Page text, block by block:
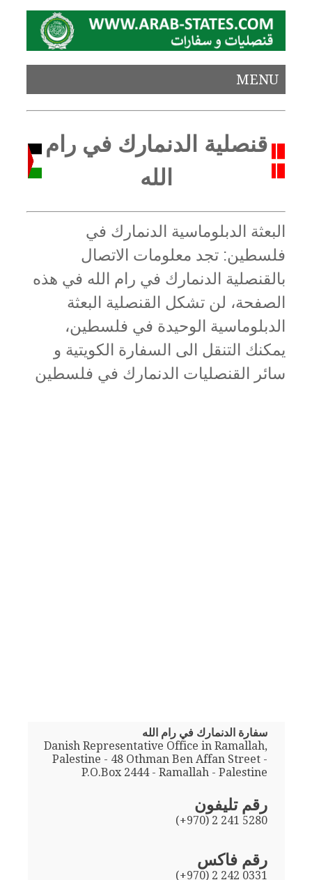
MENU
قنصلية الدنمارك في رام
الله
البعثة الدبلوماسية الدنمارك في
فلسطين: تجد معلومات الاتصال
بالقنصلية الدنمارك في رام الله في هذه
الصفحة، لن تشكل القنصلية البعثة
الدبلوماسية الوحيدة في فلسطين،
يمكنك التنقل الى السفارة الكويتية و
سائر القنصليات الدنمارك في فلسطين
سفارة الدنمارك في رام الله
Danish Representative Office in Ramallah,
Palestine - 48 Othman Ben Affan Street -
P.O.Box 2444 - Ramallah - Palestine
رقم تليفون
(+970) 2 241 5280
رقم فاكس
(+970) 2 242 0331